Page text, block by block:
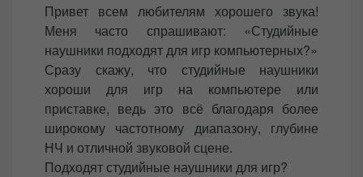
s
t
e
d
n
Привет всем любителям хорошего звука!
Меня часто спрашивают: «Студийные
наушники подходят для игр компьютерных?»
Сразу скажу, что студийные наушники
хороши для игр на компьютере или
приставке, ведь это всё благодаря более
широкому частотному диапазону, глубине
НЧ и отличной звуковой сцене.
Подходят студийные наушники для игр?